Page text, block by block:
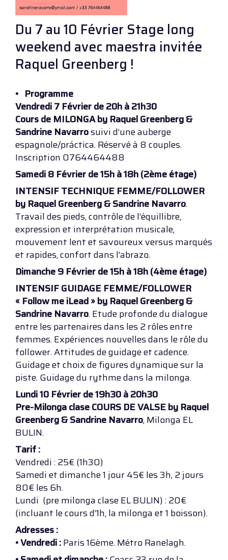
Du 7 au 10 Février Stage long
weekend avec maestra invitée
Raquel Greenberg !
• Programme
Vendredi 7 Février de 20h à 21h30
Cours de MILONGA by Raquel Greenberg &
Sandrine Navarrosuivi d’une auberge
espagnole/práctica. Réservé à 8 couples.
Inscription 0764464488
Samedi 8 Février de 15h à 18h (2ème étage)
INTENSIF TECHNIQUE FEMME/FOLLOWER
by Raquel Greenberg & Sandrine Navarro.
Travail des pieds, contrôle de l’équillibre,
expression et interprétation musicale,
mouvement lent et savoureux versus marqués
et rapides, confort dans l’abrazo.
Dimanche 9 Février de 15h à 18h (4ème étage)
INTENSIF GUIDAGE FEMME/FOLLOWER
« Follow me iLead » by Raquel Greenberg &
Sandrine Navarro. Etude profonde du dialogue
entre les partenaires dans les 2 rôles entre
femmes. Expériences nouvelles dans le rôle du
follower. Attitudes de guidage et cadence.
Guidage et choix de figures dynamique sur la
piste. Guidage du rythme dans la milonga.
Lundi 10 Février de 19h30 à 20h30
Pre-Milonga clase COURS DE VALSE by Raquel
Greenberg & Sandrine Navarro, Milonga EL
BULIN.
Tarif :
Vendredi : 25€ (1h30)
Samedi et dimanche 1 jour 45€ les 3h, 2 jours
80€ les 6h.
Lundi (pre milonga clase EL BULIN) : 20€
(incluant le cours d’1h, la milonga et 1 boisson).
Adresses :
• Vendredi :Paris 16ème. Métro Ranelagh.